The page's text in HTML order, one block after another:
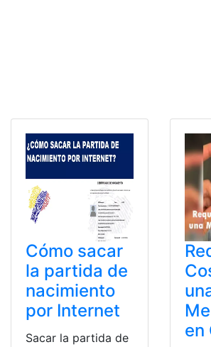
Cómo sacar
la partida de
nacimiento
por Internet
Sacar la partida de
en